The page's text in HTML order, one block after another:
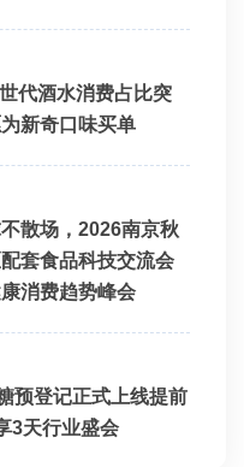
代酒水消费占比突
新奇口味买单
散场，2026南京秋
套食品科技交流会
消费趋势峰会
预登记正式上线提前
3天行业盛会